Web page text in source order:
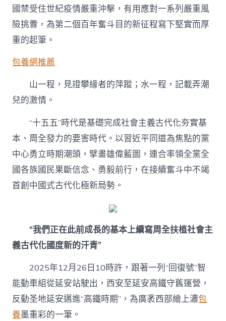
國禁受住世紀疫情嚴重沖擊，有用應對一系列嚴重風
險挑釁，為第二個百年奮斗目的新征程寫下堅實而厚
重的起筆。
包養網推薦
山一程，見證攀緣者的萍蹤；水一程，記載弄潮
兒的激情。
“十五五”時代是基礎完成社會主義古代化夯實基
本、周全發力的要害時代。以習近平同道為焦點的黨
中心勇立時期潮頭，擘畫雄偉藍圖，連合率領全黨全
國各族國民果斷信念、勇毅前行，在接續奮斗中不竭
首創中國式古代化極新局勢。
“我們正在此前成長的基本上續寫周全扶植社會主
義古代化國度新的汗青”
2025年12月26日10時許，跟著一列“回復號”智
能動車組從延安站駛出，西安至延安高鐵守舊運營，
反動圣地延安邁進“高鐵時期”，為廣袤西部繪上濃包
養墨重彩的一筆。